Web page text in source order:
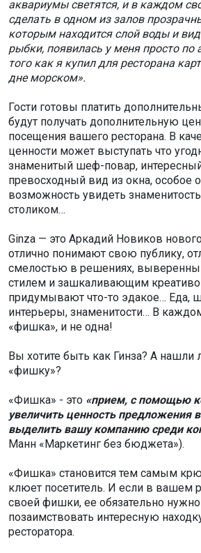
аквариумы светятся, и в каждом
сделать в одном из залов
которым находится слой воды и
рыбки, появилась у меня просто по
того как я купил для ресторана
дне морском».
Гости готовы платить
будут получать дополнительную
посещения вашего ресторана. В
ценности может выступать что
знаменитый шеф-повар,
превосходный вид из окна, особое
возможность увидеть
столиком…
Ginza — это Аркадий Новиков
отлично понимают свою публику,
смелостью в решениях,
стилем и зашкаливающим
придумывают что-то эдакое… Еда,
интерьеры, знаменитости… В
«фишка», и не одна!
Вы хотите быть как Гинза? А
«фишку»?
«Фишка» - это «прием, с помощью
увеличить ценность предложения
выделить вашу компанию среди
Манн «Маркетинг без бюджета»).
«Фишка» становится тем самым
клюет посетитель. И если в вашем
своей фишки, ее обязательно
позаимствовать интересную
ресторатора.